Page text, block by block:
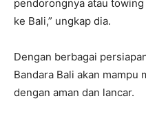
pendorongnya atau
ke Bali,” ungkap dia.
Dengan berbagai
Bandara Bali akan mampu
dengan aman dan lancar.